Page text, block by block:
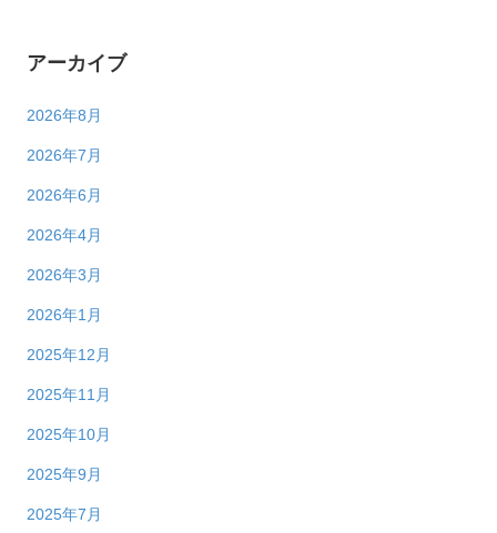
アーカイブ
2026年8月
2026年7月
2026年6月
2026年4月
2026年3月
2026年1月
2025年12月
2025年11月
2025年10月
2025年9月
2025年7月